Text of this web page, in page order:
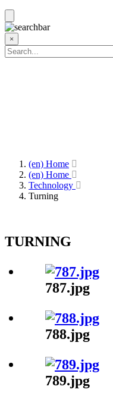
×
(en) Home
(en) Home
Technology
Turning
TURNING
787.jpg
788.jpg
789.jpg